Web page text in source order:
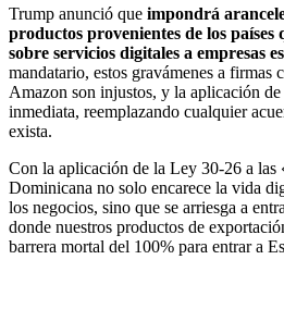
Trump anunció que impondrá
productos provenientes de los países
sobre servicios digitales a empresas
mandatario, estos gravámenes a firmas
Amazon son injustos, y la aplicación de
inmediata, reemplazando cualquier
exista.
Con la aplicación de la Ley 30-26 a las
Dominicana no solo encarece la vida
los negocios, sino que se arriesga a
donde nuestros productos de
barrera mortal del 100% para entrar a